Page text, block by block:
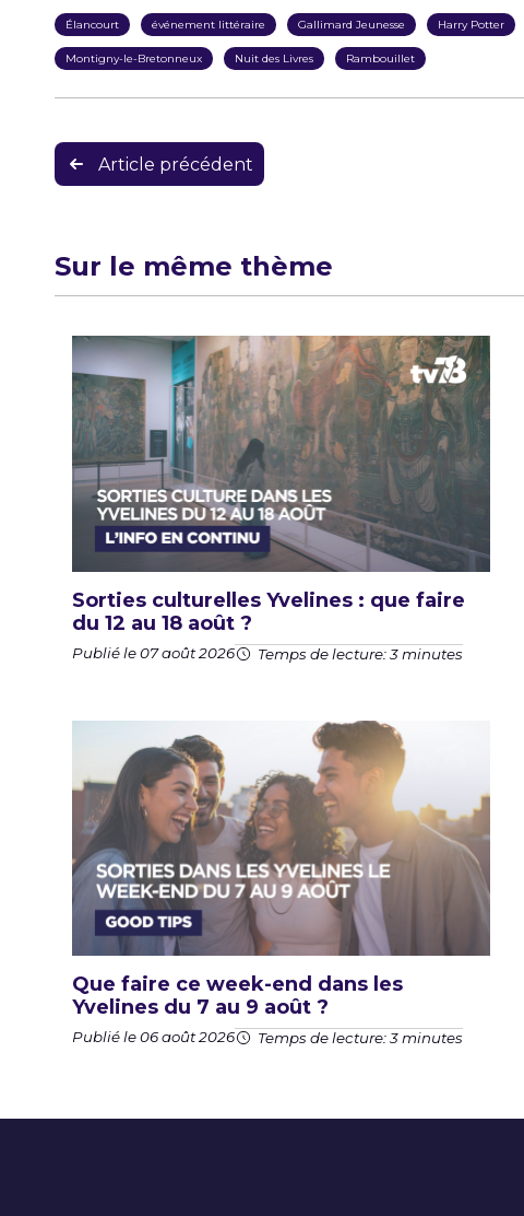
Élancourt événement littéraire Gallimard Jeunesse Harry Potter
Montigny-le-Bretonneux Nuit des Livres Rambouillet
Navigation
de
Article précédent
Sur le même thème
Sorties culturelles Yvelines : que faire
du 12 au 18 août ?
Publié le 07 août 2026 Temps de lecture: 3 minutes
Que faire ce week-end dans les
Yvelines du 7 au 9 août ?
Publié le 06 août 2026 Temps de lecture: 3 minutes